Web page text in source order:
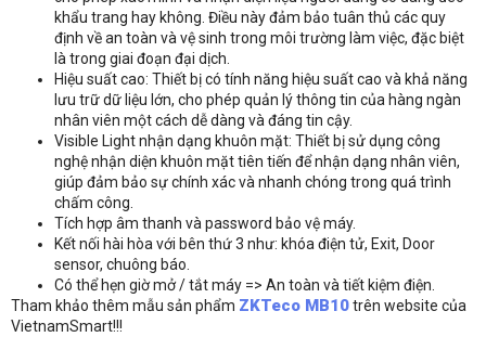
khẩu trang hay không. Điều này đảm bảo tuân thủ các quy
định về an toàn và vệ sinh trong môi trường làm việc, đặc biệt
là trong giai đoạn đại dịch.
Hiệu suất cao: Thiết bị có tính năng hiệu suất cao và khả năng
lưu trữ dữ liệu lớn, cho phép quản lý thông tin của hàng ngàn
nhân viên một cách dễ dàng và đáng tin cậy.
Visible Light nhận dạng khuôn mặt: Thiết bị sử dụng công
nghệ nhận diện khuôn mặt tiên tiến để nhận dạng nhân viên,
giúp đảm bảo sự chính xác và nhanh chóng trong quá trình
chấm công.
Tích hợp âm thanh và password bảo vệ máy.
Kết nối hài hòa với bên thứ 3 như: khóa điện tử, Exit, Door
sensor, chuông báo.
Có thể hẹn giờ mở / tắt máy => An toàn và tiết kiệm điện.
Tham khảo thêm mẫu sản phẩm ZKTeco MB10trên website của
VietnamSmart!!!